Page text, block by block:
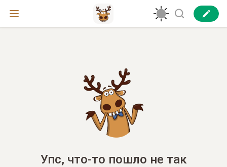
Упс, что-то пошло не так